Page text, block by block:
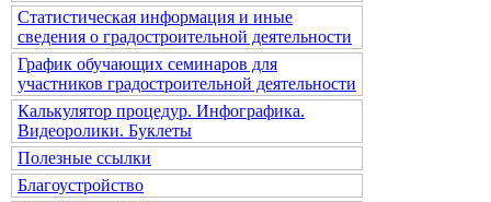
Статистическая информация и иные
сведения о градостроительной деятельности
График обучающих семинаров для
участников градостроительной деятельности
Калькулятор процедур. Инфографика.
Видеоролики. Буклеты
Полезные ссылки
Благоустройство